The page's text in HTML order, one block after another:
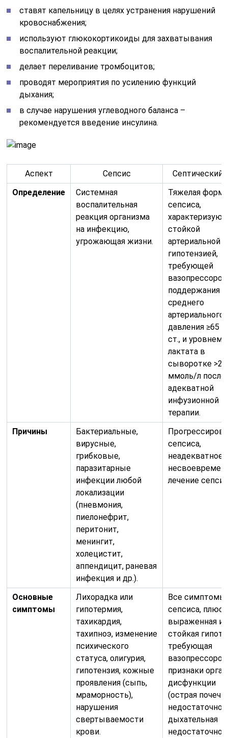
ставят капельницу в целях устранения нарушений
кровоснабжения;
используют глюкокортикоиды для захватывания
воспалительной реакции;
делает переливание тромбоцитов;
проводят мероприятия по усилению функций
дыхания;
в случае нарушения углеводного баланса –
рекомендуется введение инсулина.
Аспект Сепсис
Септический
Определение
Системная
воспалительная
реакция организма
на инфекцию,
угрожающая жизни.
Тяжелая форма
сепсиса,
стойкой
артериальной
гипотензией,
требующей
поддержания
среднего
артериального
давления ≥65
ст., и уровнем
лактата в
сыворотке >2
ммоль/л после
адекватной
инфузионной
терапии.
Причины
Бактериальные,
вирусные,
грибковые,
паразитарные
инфекции любой
локализации
(пневмония,
пиелонефрит,
перитонит,
менингит,
холецистит,
аппендицит, раневая
инфекция и др.).
сепсиса,
неадекватное
лечение
Основные
симптомы
Лихорадка или
гипотермия,
тахикардия,
тахипноэ, изменение
психического
статуса, олигурия,
гипотензия, кожные
проявления (сыпь,
мраморность),
нарушения
свертываемости
крови.
Все симптомы
сепсиса, плюс:
выраженная и
стойкая
требующая
признаки
дисфункции
(острая
дыхательная